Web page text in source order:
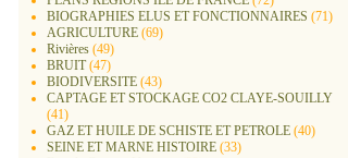
BIOGRAPHIES ELUS ET FONCTIONNAIRES (71)
AGRICULTURE (69)
Rivières (49)
BRUIT(47)
BIODIVERSITE (43)
CAPTAGE ET STOCKAGE CO2 CLAYE-SOUILLY
(41)
GAZ ET HUILE DE SCHISTE ET PETROLE (40)
SEINE ET MARNE HISTOIRE (33)